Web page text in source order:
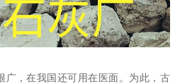
广，在我国还可用在医面。为此，古